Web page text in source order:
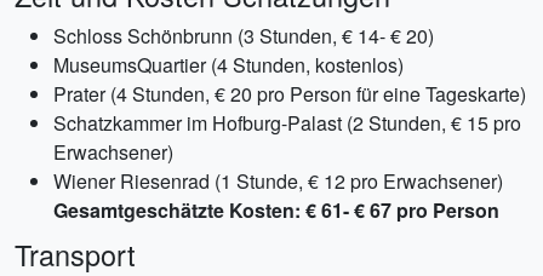
Schloss Schönbrunn (3 Stunden, € 14- € 20)
MuseumsQuartier (4 Stunden, kostenlos)
Prater (4 Stunden, € 20 pro Person für eine Tageskarte)
Schatzkammer im Hofburg-Palast (2 Stunden, € 15 pro
Erwachsener)
Wiener Riesenrad (1 Stunde, € 12 pro Erwachsener)
Gesamtgeschätzte Kosten: € 61- € 67 pro Person
Transport